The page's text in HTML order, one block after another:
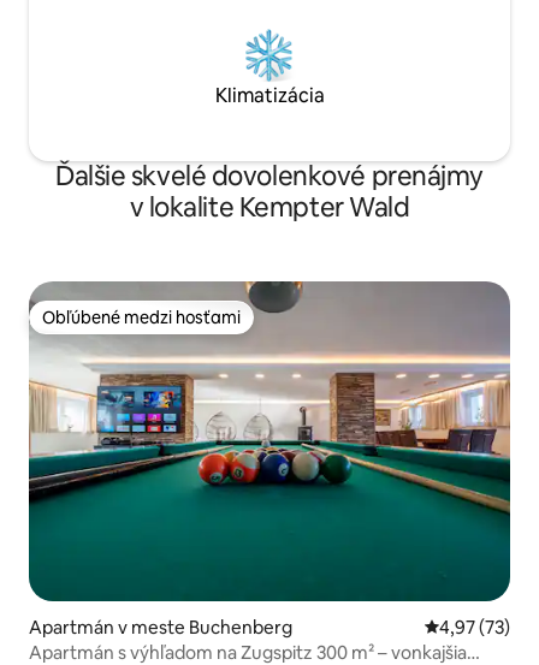
Klimatizácia
Ďalšie skvelé dovolenkové prenájmy
v lokalite Kempter Wald
Obľúbené medzi hosťami
Obľúbené medzi hosťami
Apartmán v meste Buchenberg Priemerné
4,97 (73)
Apartmán s výhľadom na Zugspitz 300 m² – vonkajšia